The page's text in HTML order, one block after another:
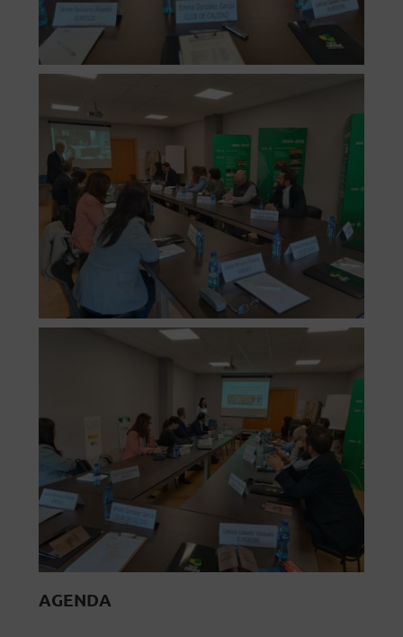
AGENDA